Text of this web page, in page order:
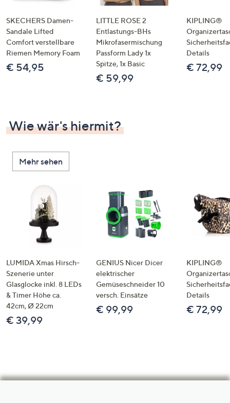
links
bzw.
rechts,
um
diese
SKECHERS Damen-
Sandale Lifted
Comfort verstellbare
Riemen Memory Foam
€ 54,95
LITTLE ROSE 2
Entlastungs-BHs
Mikrofasermischung
Passform Lady 1x
Spitze, 1x Basic
€ 59,99
KIPLING®
Details
€ 72,99
Wie wär's hiermit?
Mehr sehen
LUMIDA Xmas Hirsch-
Szenerie unter
Glasglocke inkl. 8 LEDs
& Timer Höhe ca.
42cm, Ø 22cm
€ 39,99
GENIUS Nicer Dicer
elektrischer
Gemüseschneider 10
versch. Einsätze
€ 99,99
KIPLING®
Details
€ 72,99